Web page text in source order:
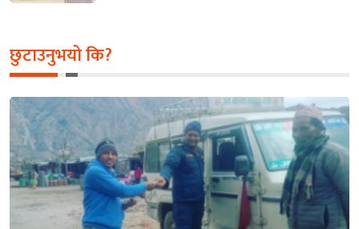
छुटाउनुभयो कि?